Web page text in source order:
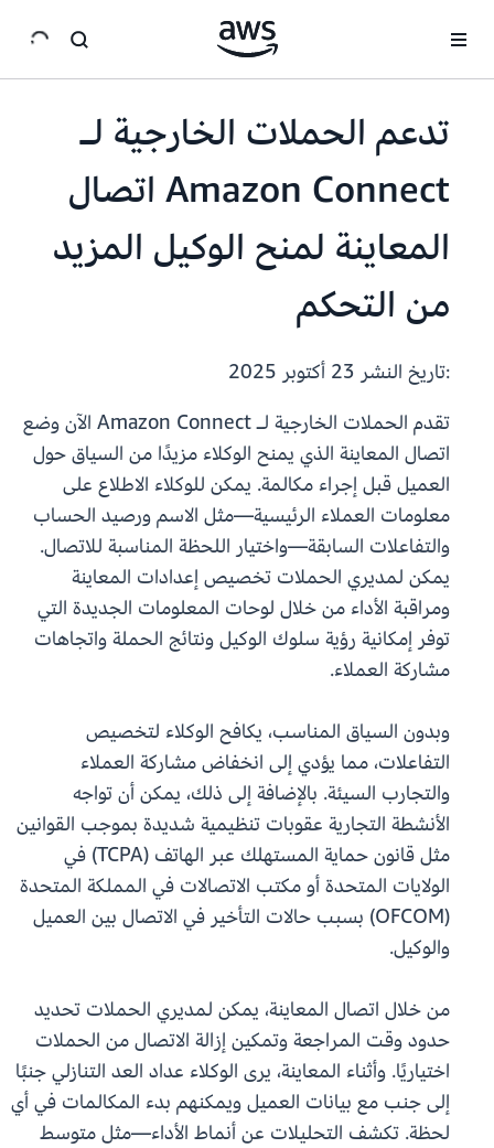
تدعم الحملات الخارجية لـ
Amazon Connect اتصال
المعاينة لمنح الوكيل المزيد
من التحكم
:تاريخ النشر
تقدم الحملات الخارجية لـ Amazon Connect الآن وضع
اتصال المعاينة الذي يمنح الوكلاء مزيدًا من السياق حول
العميل قبل إجراء مكالمة. يمكن للوكلاء الاطلاع على
معلومات العملاء الرئيسية—مثل الاسم ورصيد الحساب
والتفاعلات السابقة—واختيار اللحظة المناسبة للاتصال.
يمكن لمديري الحملات تخصيص إعدادات المعاينة
ومراقبة الأداء من خلال لوحات المعلومات الجديدة التي
توفر إمكانية رؤية سلوك الوكيل ونتائج الحملة واتجاهات
مشاركة العملاء.
وبدون السياق المناسب، يكافح الوكلاء لتخصيص
التفاعلات، مما يؤدي إلى انخفاض مشاركة العملاء
والتجارب السيئة. بالإضافة إلى ذلك، يمكن أن تواجه
الأنشطة التجارية عقوبات تنظيمية شديدة بموجب القوانين
مثل قانون حماية المستهلك عبر الهاتف (TCPA) في
الولايات المتحدة أو مكتب الاتصالات في المملكة المتحدة
(OFCOM) بسبب حالات التأخير في الاتصال بين العميل
والوكيل.
من خلال اتصال المعاينة، يمكن لمديري الحملات تحديد
حدود وقت المراجعة وتمكين إزالة الاتصال من الحملات
اختياريًا. وأثناء المعاينة، يرى الوكلاء عداد العد التنازلي جنبًا
إلى جنب مع بيانات العميل ويمكنهم بدء المكالمات في أي
لحظة. تكشف التحليلات عن أنماط الأداء—مثل متوسط